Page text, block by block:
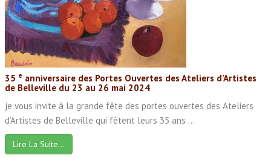
35 e anniversaire des Portes Ouvertes des Ateliers d’Artistes
de Belleville du 23 au 26 mai 2024
je vous invite à la grande fête des portes ouvertes des Ateliers
d’Artistes de Belleville qui fêtent leurs 35 ans ...
Lire La Suite…